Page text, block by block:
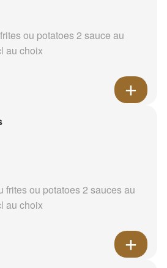
ou potatoes 2 sauce au
au choix
frites ou potatoes 2 sauces au
au choix